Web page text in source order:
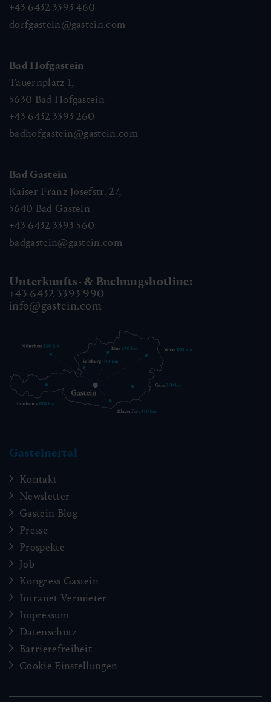
+43 6432 3393 460
dorfgastein@gastein.com
Bad Hofgastein
Tauernplatz 1,
5630 Bad Hofgastein
+43 6432 3393 260
badhofgastein@gastein.com
Bad Gastein
Kaiser Franz Josefstr. 27,
5640 Bad Gastein
+43 6432 3393 560
badgastein@gastein.com
Unterkunfts- & Buchungshotline:
+43 6432 3393 990
info@gastein.com
Gasteinertal
Kontakt
Newsletter
Gastein Blog
Presse
Prospekte
Job
Kongress Gastein
Intranet Vermieter
Impressum
Datenschutz
Barrierefreiheit
Cookie Einstellungen